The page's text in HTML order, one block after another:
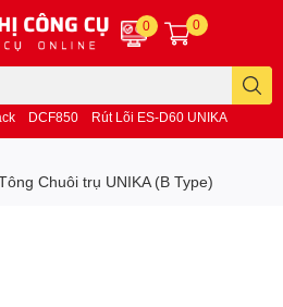
DCF850 Rút Lõi ES-D60 UNIKA
0 0
Chuôi trụ UNIKA (B Type)